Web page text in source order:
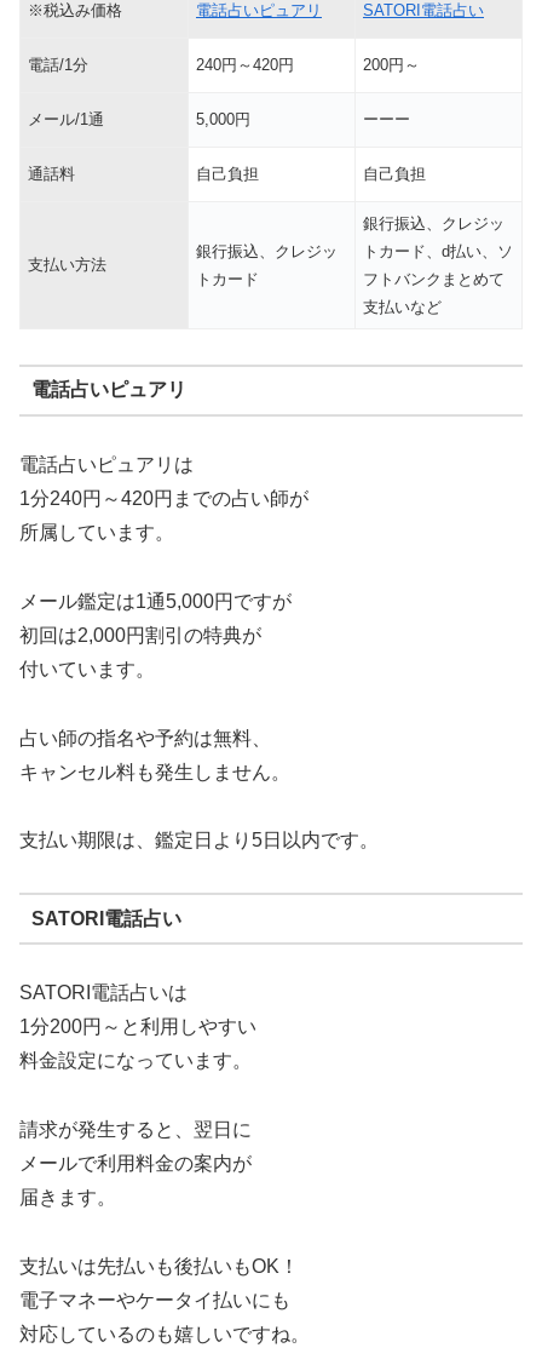
※税込み価格 電話占いピュアリ SATORI電話占い
電話/1分 240円～420円 200円～
メール/1通 5,000円 ーーー
通話料 自己負担 自己負担
支払い方法
銀行振込、クレジッ
トカード
銀行振込、クレジッ
トカード、d払い、ソ
フトバンクまとめて
支払いなど
電話占いピュアリ
電話占いピュアリは
1分240円～420円までの占い師が
所属しています。
メール鑑定は1通5,000円ですが
初回は2,000円割引の特典が
付いています。
占い師の指名や予約は無料、
キャンセル料も発生しません。
支払い期限は、鑑定日より5日以内です。
SATORI電話占い
SATORI電話占いは
1分200円～と利用しやすい
料金設定になっています。
請求が発生すると、翌日に
メールで利用料金の案内が
届きます。
支払いは先払いも後払いもOK！
電子マネーやケータイ払いにも
対応しているのも嬉しいですね。